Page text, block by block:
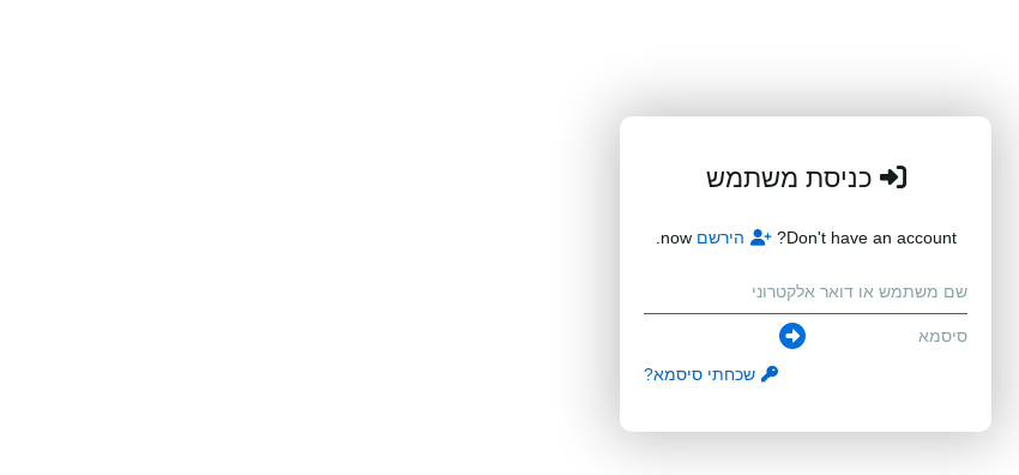
כניסת משתמש
Don't have an account? הירשם now.
שכחתי סיסמא?